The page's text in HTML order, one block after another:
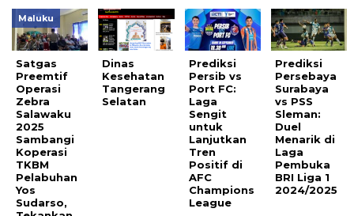
Maluku
Satgas
Preemtif
Operasi
Zebra
Salawaku
2025
Sambangi
Koperasi
TKBM
Pelabuhan
Yos
Sudarso,
Dinas
Kesehatan
Tangerang
Selatan
Prediksi
Persib vs
Port FC:
Laga
Sengit
untuk
Lanjutkan
Tren
Positif di
AFC
Champions
League
Prediksi
Persebaya
Surabaya
vs PSS
Sleman:
Duel
Menarik di
Laga
Pembuka
BRI Liga 1
2024/2025